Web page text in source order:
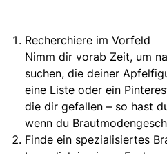
Recherchiere im Vorfeld
Nimm dir vorab Zeit, um
suchen, die deiner
eine Liste oder ein
die dir gefallen – so hast
wenn du
Finde ein spezialisiertes